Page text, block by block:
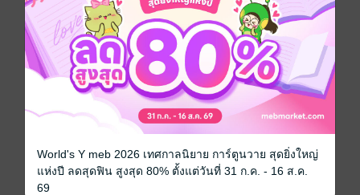
สารพัด แต่ตัวของเขาเองหารู้ไม่ว่าได้ตกหลุมรักสาวน้อย
อย่างไม่รู้เข้าให้เสียแล้ว
โรมานซ์ โรแมนติก 18+ แอบรัก
ครอบครัว
ประเภทไฟล์ pdf, epub (สารบัญ)
วันที่วางขาย 02 พฤศจิกายน 2567
World's Y meb 2026 เทศกาลนิยาย การ์ตูนวาย สุดยิ่งใหญ่
แห่งปี ลดสุดฟิน สูงสุด 80% ตั้งแต่วันที่ 31 ก.ค. - 16 ส.ค.
69